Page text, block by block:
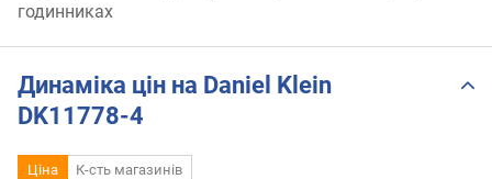
годинниках
Динаміка цін на Daniel Klein
DK11778-4
Ціна К-сть магазинів